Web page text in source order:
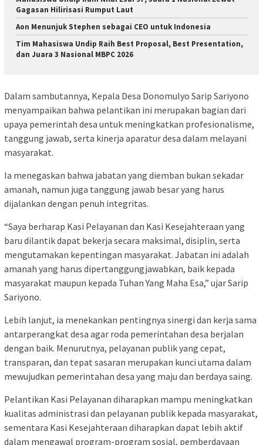
Gagasan Hilirisasi Rumput Laut
Aon Menunjuk Stephen sebagai CEO untuk Indonesia
Tim Mahasiswa Undip Raih Best Proposal, Best Presentation,
dan Juara 3 Nasional MBPC 2026
Dalam sambutannya, Kepala Desa Donomulyo Sarip Sariyono
menyampaikan bahwa pelantikan ini merupakan bagian dari
upaya pemerintah desa untuk meningkatkan profesionalisme,
tanggung jawab, serta kinerja aparatur desa dalam melayani
masyarakat.
Ia menegaskan bahwa jabatan yang diemban bukan sekadar
amanah, namun juga tanggung jawab besar yang harus
dijalankan dengan penuh integritas.
“Saya berharap Kasi Pelayanan dan Kasi Kesejahteraan yang
baru dilantik dapat bekerja secara maksimal, disiplin, serta
mengutamakan kepentingan masyarakat. Jabatan ini adalah
amanah yang harus dipertanggungjawabkan, baik kepada
masyarakat maupun kepada Tuhan Yang Maha Esa,” ujar Sarip
Sariyono.
Lebih lanjut, ia menekankan pentingnya sinergi dan kerja sama
antarperangkat desa agar roda pemerintahan desa berjalan
dengan baik. Menurutnya, pelayanan publik yang cepat,
transparan, dan tepat sasaran merupakan kunci utama dalam
mewujudkan pemerintahan desa yang maju dan berdaya saing.
Pelantikan Kasi Pelayanan diharapkan mampu meningkatkan
kualitas administrasi dan pelayanan publik kepada masyarakat,
sementara Kasi Kesejahteraan diharapkan dapat lebih aktif
dalam mengawal program-program sosial, pemberdayaan